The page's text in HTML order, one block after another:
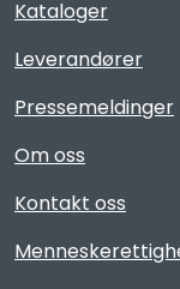
Kataloger
Leverandører
Pressemeldinger
Om oss
Kontakt oss